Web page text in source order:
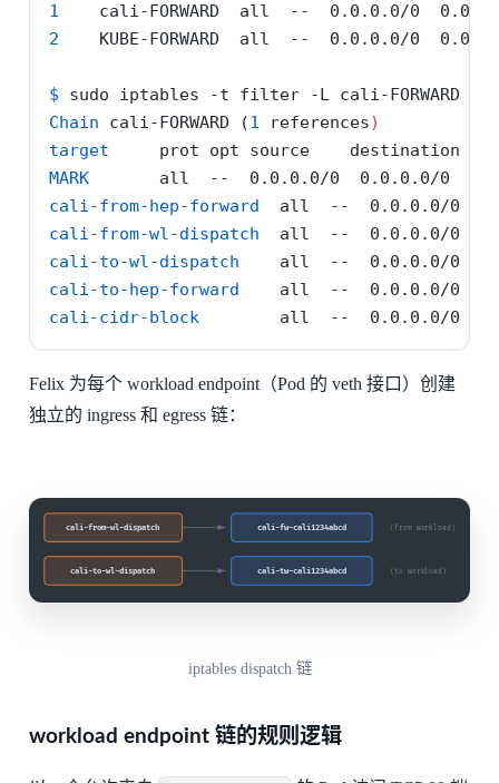
1
    cali-FORWARD  all
--
0.0.0.0/0
2
    KUBE-FORWARD  all
--
0.0.0.0/0
$ sudo iptables -t filter -L cali-FORWARD
Chain cali-FORWARD (1 references)
target
     prot opt source    destination
MARK
       all
--
0.0.0.0/0  0.0.0.0/0
cali-from-hep-forward
  all
--
0.0.0.0/0
cali-from-wl-dispatch
  all
--
0.0.0.0/0
cali-to-wl-dispatch
    all
--
0.0.0.0/0
cali-to-hep-forward
    all
--
0.0.0.0/0
cali-cidr-block
        all
--
0.0.0.0/0
Felix 为每个 workload endpoint（Pod 的 veth 接口）创建
独立的 ingress 和 egress 链：
iptables dispatch 链
workload endpoint 链的规则逻辑